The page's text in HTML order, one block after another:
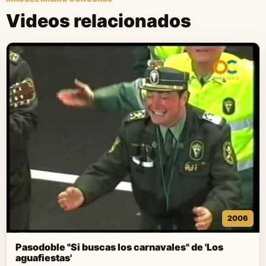
Videos relacionados
2006
Pasodoble "Si buscas los carnavales" de 'Los
aguafiestas'